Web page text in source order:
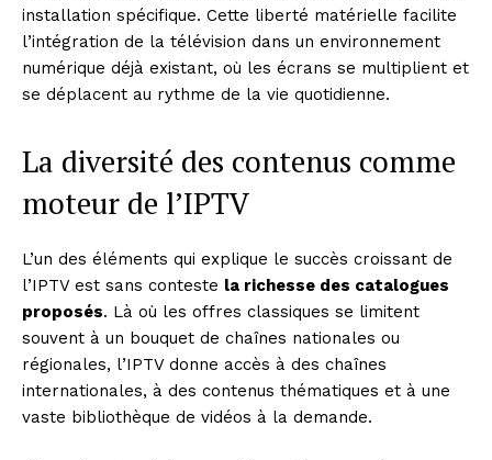
installation spécifique. Cette liberté matérielle facilite
l’intégration de la télévision dans un environnement
numérique déjà existant, où les écrans se multiplient et
se déplacent au rythme de la vie quotidienne.
La diversité des contenus comme
moteur de l’IPTV
L’un des éléments qui explique le succès croissant de
l’IPTV est sans conteste la richesse des catalogues
proposés. Là où les offres classiques se limitent
souvent à un bouquet de chaînes nationales ou
régionales, l’IPTV donne accès à des chaînes
internationales, à des contenus thématiques et à une
vaste bibliothèque de vidéos à la demande.